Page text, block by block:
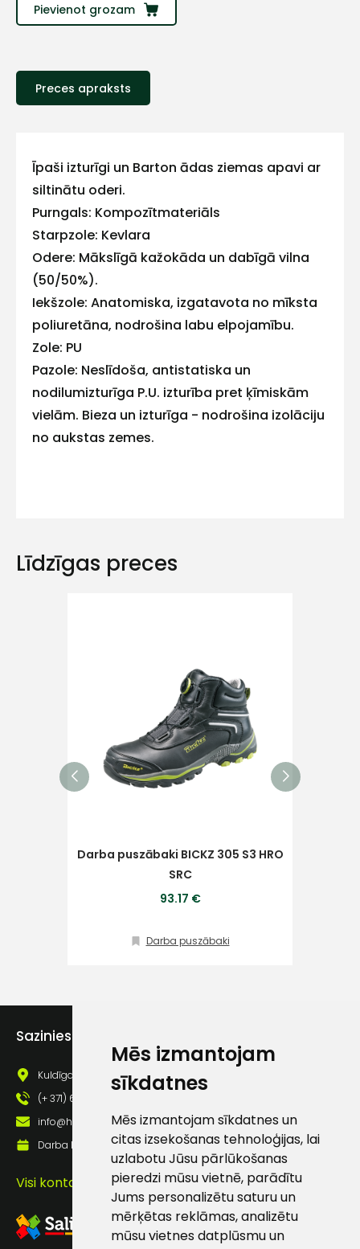
Mēs izmantojam
sīkdatnes
Mēs izmantojam sīkdatnes un
citas izsekošanas tehnoloģijas, lai
uzlabotu Jūsu pārlūkošanas
pieredzi mūsu vietnē, parādītu
Jums personalizētu saturu un
mērķētas reklāmas, analizētu
mūsu vietnes datplūsmu un
Pievienot grozam
Preces apraksts
Īpaši izturīgi un Barton ādas ziemas apavi ar
siltinātu oderi.
Purngals: Kompozītmateriāls
Starpzole: Kevlara
Odere: Mākslīgā kažokāda un dabīgā vilna
(50/50%).
Iekšzole: Anatomiska, izgatavota no mīksta
poliuretāna, nodrošina labu elpojamību.
Zole: PU
Pazole: Neslīdoša, antistatiska un
nodilumizturīga P.U. izturība pret ķīmiskām
vielām. Bieza un izturīga - nodrošina izolāciju
no aukstas zemes.
Līdzīgas preces
Darba puszābaki BICKZ 305 S3 HRO
SRC
93.17 €
Darba puszābaki
Sazinies ar mums
Kuldīgas iela 69a, Saldus, Saldus nov., LV - 3801
(+ 371) 63 881 186
info@hards.lv
Darba laiks: Darbadienās: 8:00 - 17:00
Visi kontakti
ar
mums!
Atbildēsim
pēc
Vārds
E-pasts
Piekrītu SIA Hards
lietošanas noteikumiem
Piekrītu saņemt
Sūtīt ziņojumu
Klientu
atbalsts
186
info@hards.lv
+